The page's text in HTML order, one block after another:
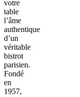
votre
table
l’âme
authentique
d’un
véritable
bistrot
parisien.
Fondé
en
1957,